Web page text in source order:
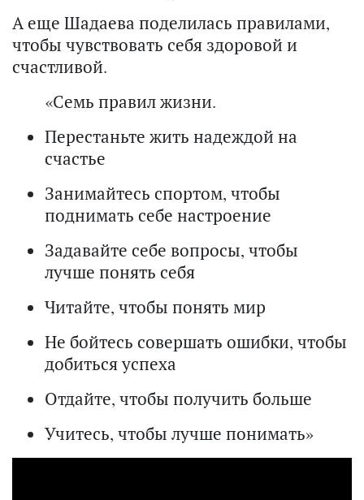
А еще Шадаева поделилась правилами,
чтобы чувствовать себя здоровой и
счастливой.
«Семь правил жизни.
Перестаньте жить надеждой на
счастье
Занимайтесь спортом, чтобы
поднимать себе настроение
Задавайте себе вопросы, чтобы
лучше понять себя
Читайте, чтобы понять мир
Не бойтесь совершать ошибки, чтобы
добиться успеха
Отдайте, чтобы получить больше
Учитесь, чтобы лучше понимать»